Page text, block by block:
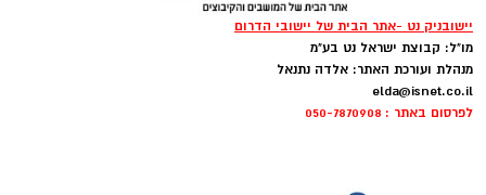
יישובניק נט -אתר הבית של יישובי הדרום
מו"ל: קבוצת ישראל נט בע"מ
מנהלת ועורכת האתר: אלדה נתנאל
elda@isnet.co.il
לפרסום באתר : 050-7870908